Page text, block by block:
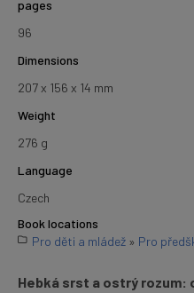
pages
96
Dimensions
207 x 156 x 14 mm
Weight
276 g
Language
Czech
Book locations
Pro děti a mládež » Pro
Hebká srst a ostrý rozum: